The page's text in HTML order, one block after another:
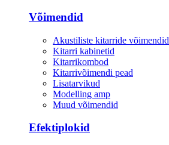
Võimendid
Akustiliste kitarride võimendid
Kitarri kabinetid
Kitarrikombod
Kitarrivõimendi pead
Lisatarvikud
Modelling amp
Muud võimendid
Efektiplokid